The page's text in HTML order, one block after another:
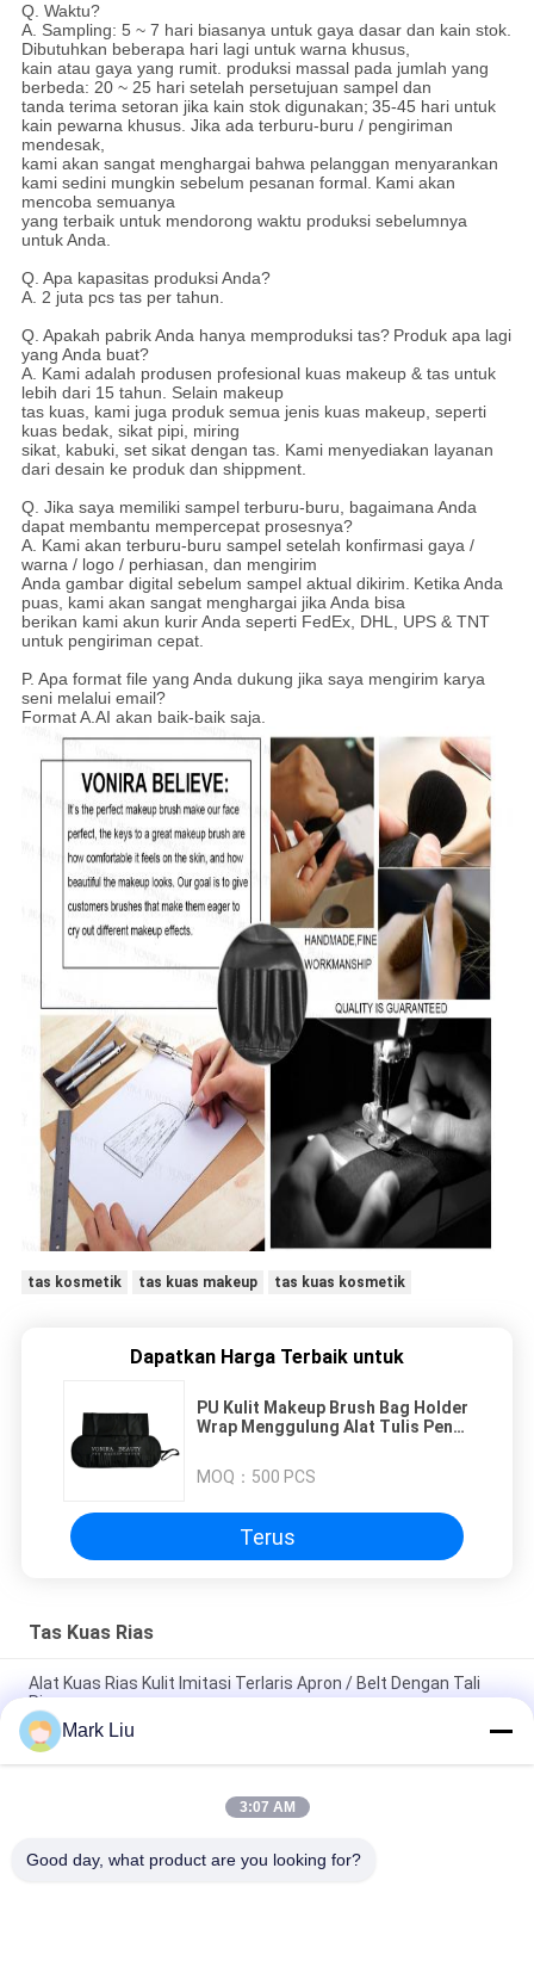
Q. Waktu?
A. Sampling: 5 ~ 7 hari biasanya untuk gaya dasar dan kain stok.
Dibutuhkan beberapa hari lagi untuk warna khusus,
kain atau gaya yang rumit. produksi massal pada jumlah yang
berbeda: 20 ~ 25 hari setelah persetujuan sampel dan
tanda terima setoran jika kain stok digunakan; 35-45 hari untuk
kain pewarna khusus. Jika ada terburu-buru / pengiriman
mendesak,
kami akan sangat menghargai bahwa pelanggan menyarankan
kami sedini mungkin sebelum pesanan formal. Kami akan
mencoba semuanya
yang terbaik untuk mendorong waktu produksi sebelumnya
untuk Anda.
Q. Apa kapasitas produksi Anda?
A. 2 juta pcs tas per tahun.
Q. Apakah pabrik Anda hanya memproduksi tas? Produk apa lagi
yang Anda buat?
A. Kami adalah produsen profesional kuas makeup & tas untuk
lebih dari 15 tahun. Selain makeup
tas kuas, kami juga produk semua jenis kuas makeup, seperti
kuas bedak, sikat pipi, miring
sikat, kabuki, set sikat dengan tas. Kami menyediakan layanan
dari desain ke produk dan shippment.
Q. Jika saya memiliki sampel terburu-buru, bagaimana Anda
dapat membantu mempercepat prosesnya?
A. Kami akan terburu-buru sampel setelah konfirmasi gaya /
warna / logo / perhiasan, dan mengirim
Anda gambar digital sebelum sampel aktual dikirim. Ketika Anda
puas, kami akan sangat menghargai jika Anda bisa
berikan kami akun kurir Anda seperti FedEx, DHL, UPS & TNT
untuk pengiriman cepat.
P. Apa format file yang Anda dukung jika saya mengirim karya
seni melalui email?
Format A.AI akan baik-baik saja.
tas kosmetik tas kuas makeup tas kuas kosmetik
Dapatkan Harga Terbaik untuk
PU Kulit Makeup Brush Bag Holder
Wrap Menggulung Alat Tulis Pena
MOQ： 500 PCS
Terus
Tas Kuas Rias
Alat Kuas Rias Kulit Imitasi Terlaris Apron / Belt Dengan Tali
Ringan
PU Pensil Kasus Pouch Gelombang Stripe Zipper Penutupan
Travel Tas Kosmetik Makeup Lucu Pena Alat Tulis
Kuas Makeup profesional Roll Pouch Perlengkapan Mandi Pen
Mark Liu
3:07 AM
Good day, what product are you looking for?